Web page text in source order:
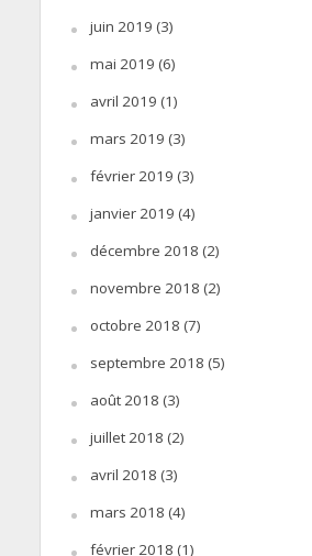
juin 2019 (3)
mai 2019 (6)
avril 2019 (1)
mars 2019 (3)
février 2019 (3)
janvier 2019 (4)
décembre 2018 (2)
novembre 2018 (2)
octobre 2018 (7)
septembre 2018 (5)
août 2018 (3)
juillet 2018 (2)
avril 2018 (3)
mars 2018 (4)
février 2018 (1)